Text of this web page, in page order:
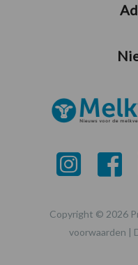
Copyright © 2026
voorwaarden |